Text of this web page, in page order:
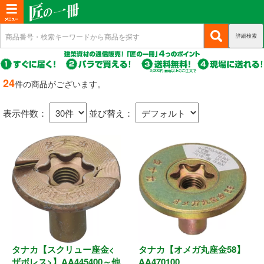
T
o
g
g
l
n
g
n
新規会員登録(c
u
r
e
t)
ログイン
(c
r
r
e
n
t)
u
r
e
n
t)
商品カテゴリから選ぶ
基礎・土台関連
構造金物
耐震制震
機械打 釘・ビス
詳細検索
24件の商品がございます。
表示件数： 並び替え：
タナカ【スクリュー座金<
タナカ【オメガ丸座金58】